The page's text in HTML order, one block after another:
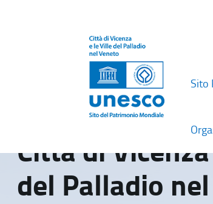
Sito
Città di
del Palladio